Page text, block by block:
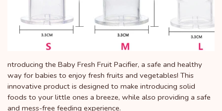
ntroducing the Baby Fresh Fruit Pacifier, a safe and healthy
way for babies to enjoy fresh fruits and vegetables! This
innovative product is designed to make introducing solid
foods to your little ones a breeze, while also providing a safe
and mess-free feeding experience.